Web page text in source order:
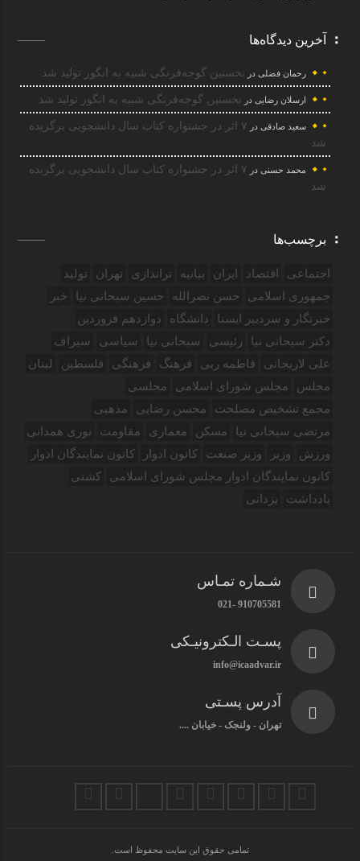
آخرین دیدگاه‌ها
رحمان فضلی در نخستین گوجه‌فرنگی شبیه به انگور تولید شد
ارسلان رضایی در نخستین گوجه‌فرنگی شبیه به انگور تولید شد
سعید صادقی در
۷ اثر در جشنواره کتاب سال دانشجویی برگزیده
شد
محمد حسنی در
۷ اثر در جشنواره کتاب سال دانشجویی برگزیده
شد
برچسب‌ها
اجتماعی اقتصاد ایران بیانیه تراندازی تهران
تولید
جمهوری اسلامی
حسن نصرالله حسین سبحانی نیا
خبر
خبرنگار و سردبیر ایسنا
دانشگاه
دوازدهم فروردین‌
دکتر سبحانی نیا
رئیسی سبحانی نیا سیاسی
سیراف
علی لاریجانی
فاطمه ربی فرهنگ فرهنگی فلسطین
لبنان
مجلس
مجلس شورای اسلامی
مجلسی
مجمع تشخیص مصلحت
محسن رضایی
مذهبی
مرتضی سبحانی نیا
مسکن معماری مقاومت
نوری همدانی
ورزش
وزیر وزیر صنعت کانون ادوار
کانون نمایندگان ادوار
کانون نمایندگان ادوار مجلس شورای اسلامی
کشتی
یادداشت
یزدانی
شـماره تمـاس
910705581 -021
پسـت الـکترونیـکی
info@icaadvar.ir
آدرس پسـتی
تهران - ولنجک - خیابان ....
تمامی حقوق این سایت محفوظ است.